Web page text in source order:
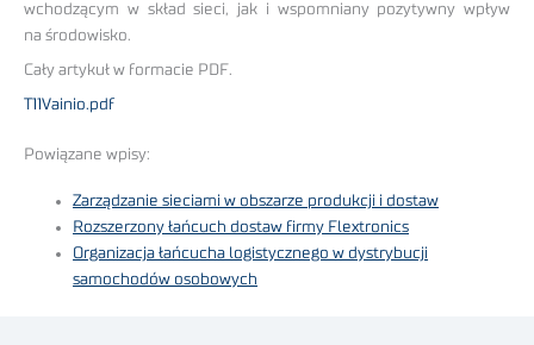
wchodzącym w skład sieci, jak i wspomniany pozytywny wpływ
na środowisko.
Cały artykuł w formacie PDF.
T11Vainio.pdf
Powiązane wpisy:
Zarządzanie sieciami w obszarze produkcji i dostaw
Rozszerzony łańcuch dostaw firmy Flextronics
Organizacja łańcucha logistycznego w dystrybucji
samochodów osobowych